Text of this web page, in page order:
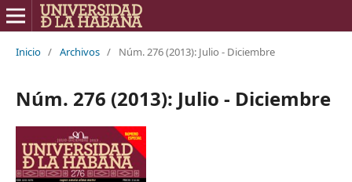
Inicio / Archivos / Núm. 276 (2013): Julio - Diciembre
Núm. 276 (2013): Julio - Diciembre